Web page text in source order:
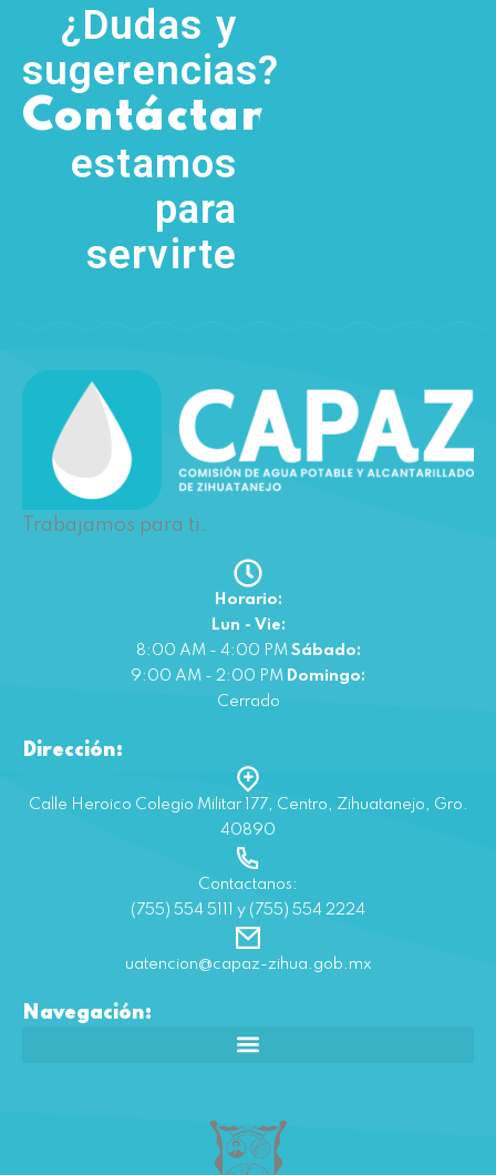
¿Dudas y
sugerencias?
Contáctanos
estamos
para
servirte
Trabajamos para ti.
Horario:
Lun - Vie:
8:00 AM - 4:00 PM Sábado:
9:00 AM - 2:00 PM Domingo:
Cerrado
Dirección:
Calle Heroico Colegio Militar 177, Centro, Zihuatanejo, Gro.
40890
Contactanos:
(755) 554 5111 y (755) 554 2224
uatencion@capaz-zihua.gob.mx
Navegación: